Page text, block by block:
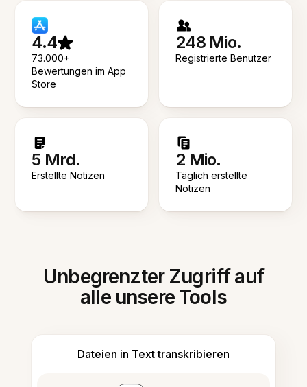
4.4
73.000+
Bewertungen im App
Store
248 Mio.
Registrierte Benutzer
5 Mrd.
Erstellte Notizen
2 Mio.
Täglich erstellte
Notizen
Unbegrenzter Zugriff auf
alle unsere Tools
Dateien in Text transkribieren